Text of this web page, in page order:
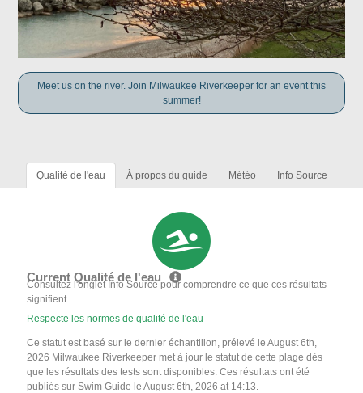
Meet us on the river. Join Milwaukee Riverkeeper for an event this
summer!
Qualité de l'eau À propos du guide Météo Info Source
Current Qualité de l'eau
Consultez l'onglet Info Source pour comprendre ce que ces résultats
signifient
Respecte les normes de qualité de l'eau
Ce statut est basé sur le dernier échantillon, prélevé le August 6th,
2026 Milwaukee Riverkeeper met à jour le statut de cette plage dès
que les résultats des tests sont disponibles. Ces résultats ont été
publiés sur Swim Guide le August 6th, 2026 at 14:13.